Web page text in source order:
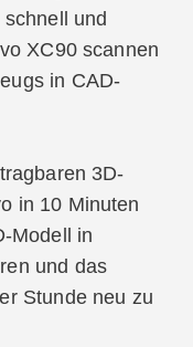
und
XC90 scannen
in CAD-
3D-
in 10 Minuten
Modell in
und das
Stunde neu zu